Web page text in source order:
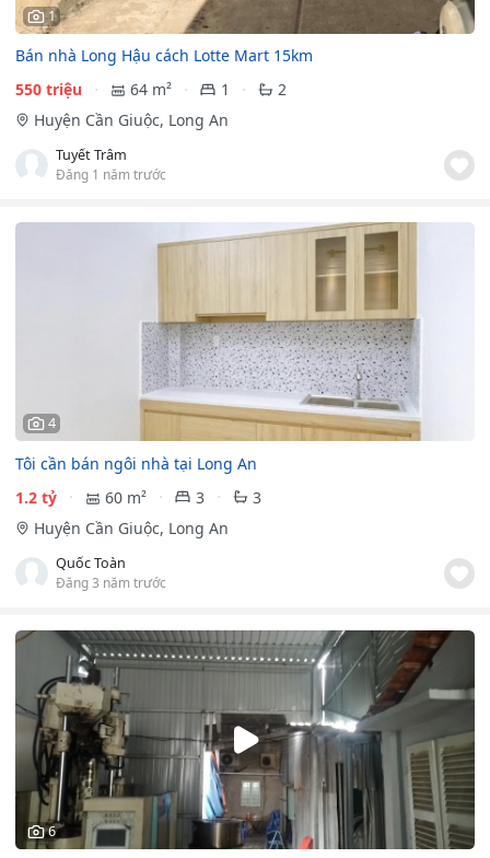
1
Bán nhà Long Hậu cách Lotte Mart 15km
550 triệu
64 m² 1
2
Huyện Cần Giuộc, Long An
Tuyết Trâm
Đăng 1 năm trước
4
Tôi cần bán ngôi nhà tại Long An
1.2 tỷ
60 m² 3
3
Huyện Cần Giuộc, Long An
Quốc Toàn
Đăng 3 năm trước
6